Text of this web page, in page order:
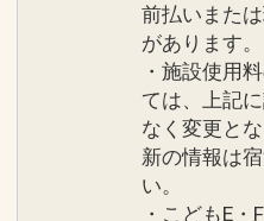
前払いまた
があります。
・施設使用
ては、上記
なく変更と
新の情報は
い。
・こどもE